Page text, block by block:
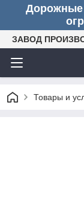
Дорожные
ЗАВОД
Товары и